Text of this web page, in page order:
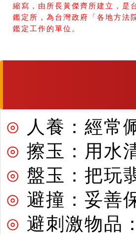
縮寫，由所長黃傑齊所建立，是
鑑定所，為台灣政府「各地方法
鑑定工作的單位。
⊙ 人養：經常
⊙ 擦玉：用水
⊙ 盤玉：把玩
⊙ 避撞：妥善
⊙ 避刺激物品